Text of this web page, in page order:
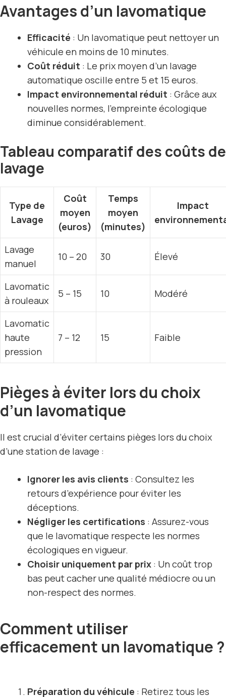
Avantages d’un lavomatique
Efficacité : Un lavomatique peut nettoyer un
véhicule en moins de 10 minutes.
Coût réduit : Le prix moyen d’un lavage
automatique oscille entre 5 et 15 euros.
Impact environnemental réduit : Grâce aux
nouvelles normes, l’empreinte écologique
diminue considérablement.
Tableau comparatif des coûts de
lavage
Type de
Lavage
Coût
moyen
(euros)
Temps
moyen
(minutes)
Impact
Lavage
manuel
10 – 20 30 Élevé
Lavomatic
à rouleaux
5 – 15 10 Modéré
Lavomatic
haute
pression
7 – 12 15 Faible
Pièges à éviter lors du choix
d’un lavomatique
Il est crucial d’éviter certains pièges lors du choix
d’une station de lavage :
Ignorer les avis clients : Consultez les
retours d’expérience pour éviter les
déceptions.
Négliger les certifications : Assurez-vous
que le lavomatique respecte les normes
écologiques en vigueur.
Choisir uniquement par prix : Un coût trop
bas peut cacher une qualité médiocre ou un
non-respect des normes.
Comment utiliser
efficacement un lavomatique ?
Préparation du véhicule : Retirez tous les